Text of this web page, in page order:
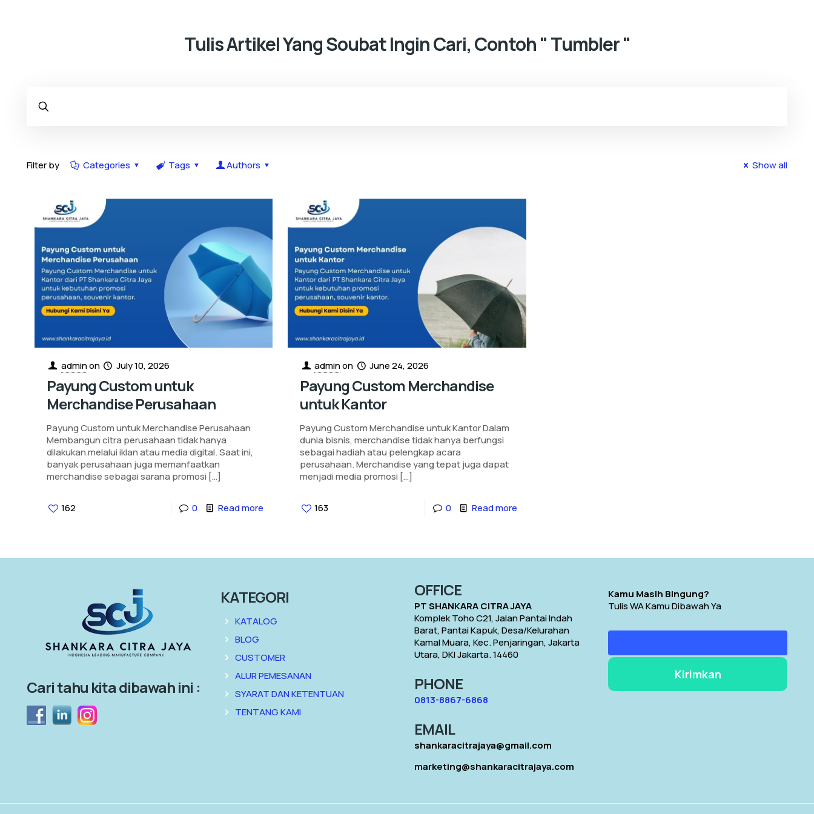
Tulis Artikel Yang Soubat Ingin Cari, Contoh " Tumbler "
Filter by Categories Tags Authors Show all
adminon July 10, 2026
Payung Custom untuk
Merchandise Perusahaan
Payung Custom untuk Merchandise Perusahaan
Membangun citra perusahaan tidak hanya
dilakukan melalui iklan atau media digital. Saat ini,
banyak perusahaan juga memanfaatkan
merchandise sebagai sarana promosi […]
162 0 Read more
adminon June 24, 2026
Payung Custom Merchandise
untuk Kantor
Payung Custom Merchandise untuk Kantor Dalam
dunia bisnis, merchandise tidak hanya berfungsi
sebagai hadiah atau pelengkap acara
perusahaan. Merchandise yang tepat juga dapat
menjadi media promosi […]
163 0 Read more
Cari tahu kita dibawah ini :
KATEGORI
KATALOG
BLOG
CUSTOMER
ALUR PEMESANAN
SYARAT DAN KETENTUAN
TENTANG KAMI
OFFICE
PT SHANKARA CITRA JAYA
Komplek Toho C21, Jalan Pantai Indah
Barat, Pantai Kapuk, Desa/Kelurahan
Kamal Muara, Kec. Penjaringan, Jakarta
Utara, DKI Jakarta. 14460
PHONE
0813-8867-6868
EMAIL
shankaracitrajaya@gmail.com
marketing@shankaracitrajaya.com
Kamu Masih Bingung?
Tulis WA Kamu Dibawah Ya